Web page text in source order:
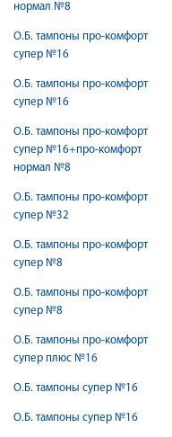
нормал №8
О.Б. тампоны про-комфорт
супер №16
О.Б. тампоны про-комфорт
супер №16
О.Б. тампоны про-комфорт
супер №16+про-комфорт
нормал №8
О.Б. тампоны про-комфорт
супер №32
О.Б. тампоны про-комфорт
супер №8
О.Б. тампоны про-комфорт
супер №8
О.Б. тампоны про-комфорт
супер плюс №16
О.Б. тампоны супер №16
О.Б. тампоны супер №16